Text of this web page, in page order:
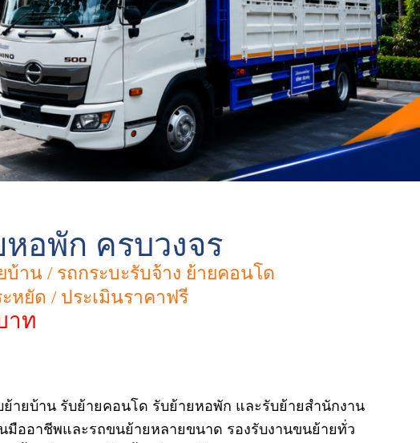
อพัก ครบวงจร
าน / รถกระบะรับจ้าง ย้ายคอนโด
หยัด / ประเมินราคาฟรี
าท
ายบ้าน รับย้ายคอนโด รับย้ายหอพัก และรับย้ายสำนักงาน
มืออาชีพและรถขนย้ายหลายขนาด รองรับงานขนย้ายทั่ว